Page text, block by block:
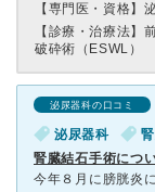
【専門医・資格】
【診療・治療法】
破砕術（ESWL）
泌尿器科の口コミ
泌尿器科
腎臓結石手術につい